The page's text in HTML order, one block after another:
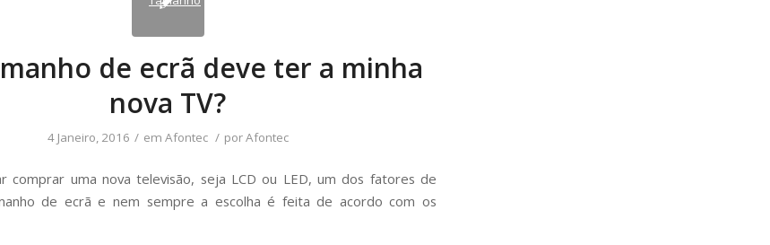
de ecrã deve ter a minha
nova TV?
4 Janeiro, 2016 / em Afontec / porAfontec
comprar uma nova televisão, seja LCD ou LED, um dos fatores de
de ecrã e nem sempre a escolha é feita de acordo com os